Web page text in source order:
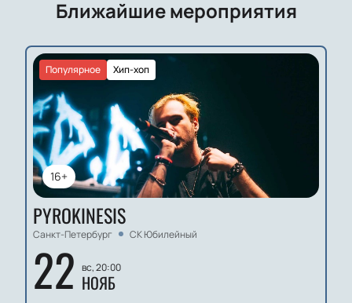
Ближайшие мероприятия
16+
Хип-хоп
Популярное
PYROKINESIS
Санкт-Петербург СК Юбилейный
22 вс, 20:00
НОЯБ